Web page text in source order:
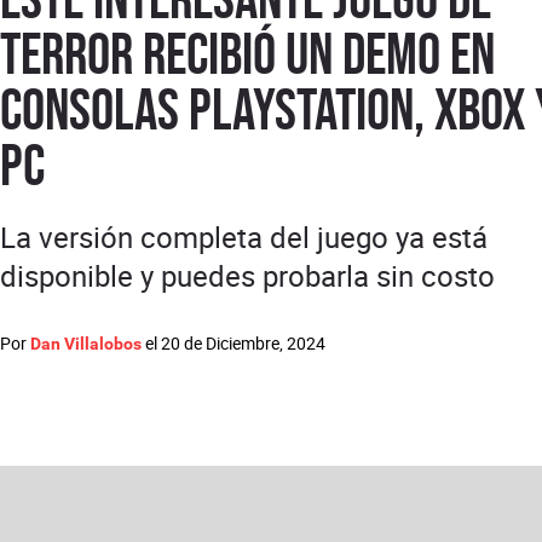
terror recibió un demo en
consolas PlayStation, Xbox
PC
Por Dan Villalobosel20 de Diciembre, 2024
La versión completa del juego ya está
disponible y puedes probarla sin costo